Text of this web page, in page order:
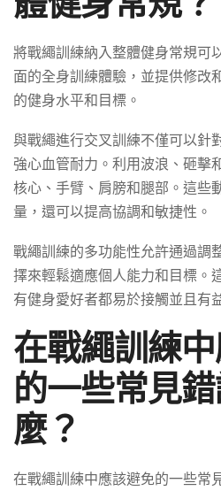
將戰繩訓練納入整體健身常規可
面的全身訓練體驗，並提供修改
的健身水平和目標。
與戰繩進行交叉訓練不僅可以針
強心血管耐力。利用波浪、砸擊
核心、手臂、肩膀和腿部。這些
量，還可以提高協調和敏捷性。
戰繩訓練的多功能性允許通過調
擇來輕鬆適應個人能力和目標。
有健身愛好者都易於接觸並且有
在戰繩訓練
的一些常見
麼？
在戰繩訓練中應該避免的一些常